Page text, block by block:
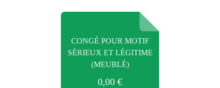
CONGÉ POUR MOTIF
SÉRIEUX ET LÉGITIME
(MEUBLÉ)
0,00 €